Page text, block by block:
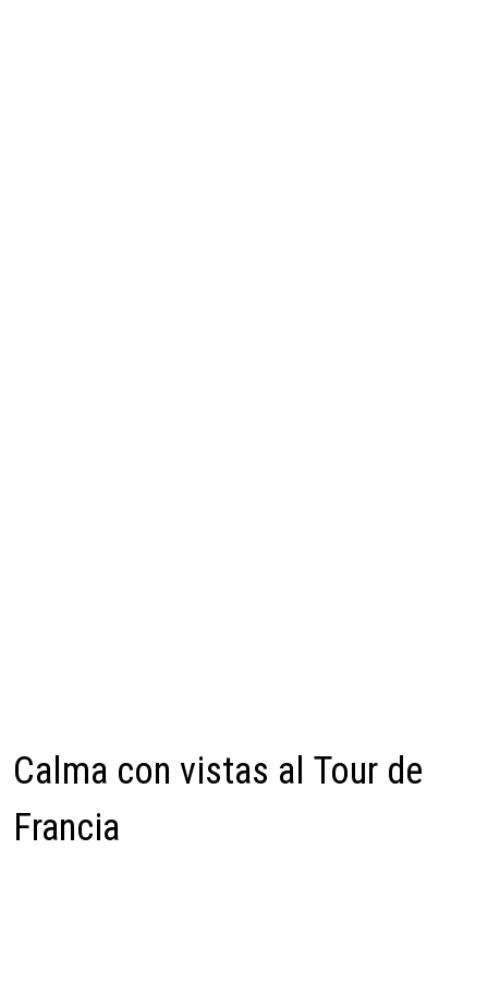
Calma con vistas al Tour de
Francia